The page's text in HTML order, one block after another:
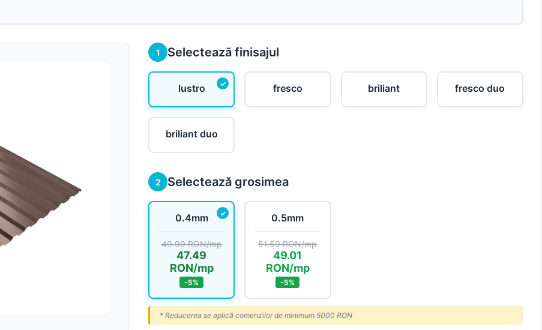
Tablă prefălțuită click
1 Selectează finisajul
lustro fresco briliant fresco duo
briliant duo
2 Selectează grosimea
0.4mm
49.99 RON/mp
47.49
RON/mp
-5%
0.5mm
51.59 RON/mp
49.01
RON/mp
-5%
* Reducerea se aplică comenzilor de minimum 5000 RON